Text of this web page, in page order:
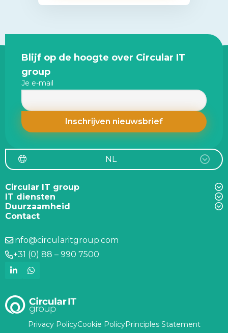
Site
footer
Blijf op de hoogte over Circular IT
group
Je e-mail
NL
Circular IT group
IT diensten
Duurzaamheid
Contact
info@circularitgroup.com
+31 (0) 88 – 990 7500
Privacy PolicyCookie PolicyPrinciples Statement